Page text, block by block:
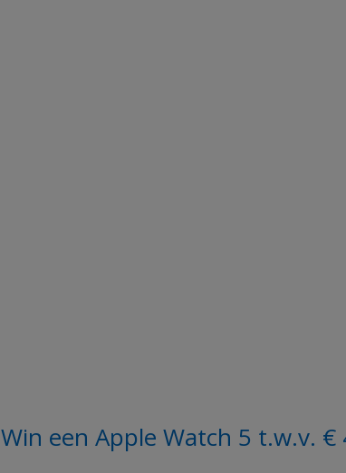
Win een Apple Watch 5 t.w.v. €